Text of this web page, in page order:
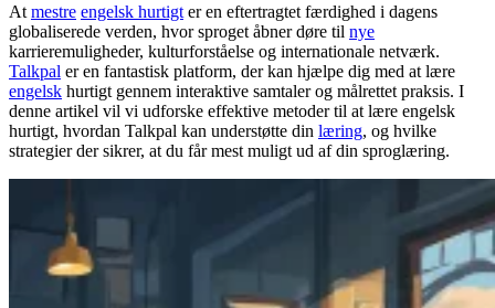
At mestre engelsk hurtigt er en eftertragtet færdighed i dagens
globaliserede verden, hvor sproget åbner døre til nye
karrieremuligheder, kulturforståelse og internationale netværk.
Talkpal er en fantastisk platform, der kan hjælpe dig med at lære
engelsk hurtigt gennem interaktive samtaler og målrettet praksis. I
denne artikel vil vi udforske effektive metoder til at lære engelsk
hurtigt, hvordan Talkpal kan understøtte din læring, og hvilke
strategier der sikrer, at du får mest muligt ud af din sproglæring.